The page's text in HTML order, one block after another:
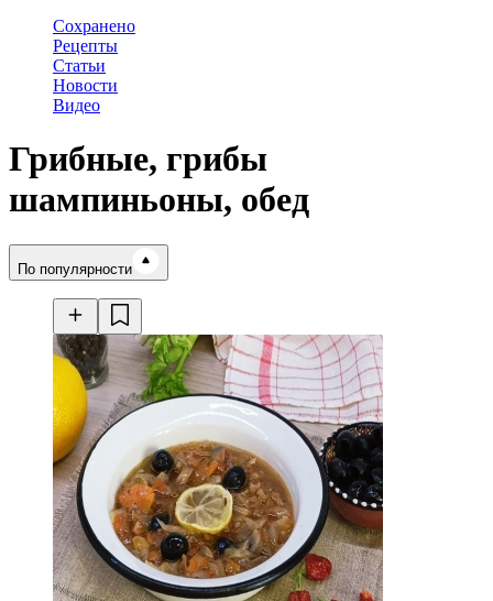
Сохранено
Рецепты
Статьи
Новости
Видео
Грибные, грибы
шампиньоны, обед
Время готовки
По популярности